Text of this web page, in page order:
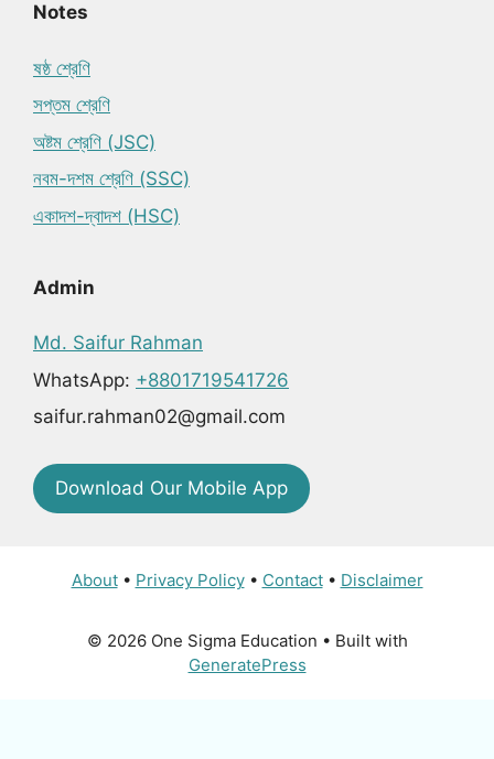
Notes
ষষ্ঠ শ্রেণি
সপ্তম শ্রেণি
অষ্টম শ্রেণি (JSC)
নবম-দশম শ্রেণি (SSC)
একাদশ-দ্বাদশ (HSC)
Admin
Md. Saifur Rahman
WhatsApp: +8801719541726
saifur.rahman02@gmail.com
Download Our Mobile App
About• Privacy Policy• Contact• Disclaimer
© 2026 One Sigma Education • Built with
GeneratePress